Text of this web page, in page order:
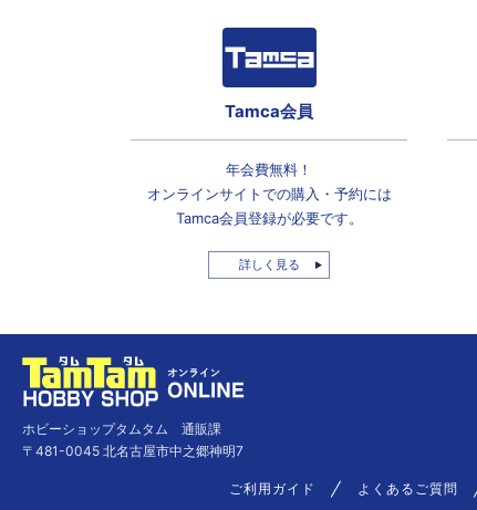
Tamca会員
年会費無料！
オンラインサイトでの購入・予約には
Tamca会員登録が必要です。
詳しく見る
ホビーショップタムタム 通販課
〒481-0045 北名古屋市中之郷神明7
ご利用ガイド よくあるご質問